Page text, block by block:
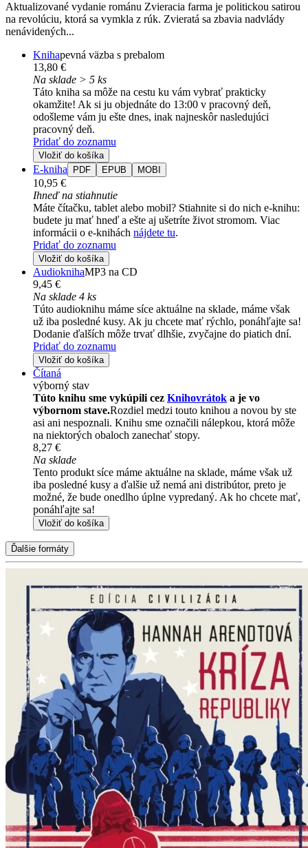
Aktualizované vydanie románu Zvieracia farma je politickou satirou
na revolúciu, ktorá sa vymkla z rúk. Zvieratá sa zbavia nadvlády
nenávidených...
Knihapevná väzba s prebalom
13,80 €
Na sklade > 5 ks
Táto kniha sa môže na cestu ku vám vybrať prakticky
okamžite! Ak si ju objednáte do 13:00 v pracovný deň,
odošleme vám ju ešte dnes, inak najneskôr nasledujúci
pracovný deň.
Pridať do zoznamu
Vložiť do košíka
E-kniha PDF EPUB MOBI
10,95 €
Ihneď na stiahnutie
Máte čítačku, tablet alebo mobil? Stiahnite si do nich e-knihu:
budete ju mať hneď a ešte aj ušetríte život stromom. Viac
informácii o e-knihách nájdete tu.
Pridať do zoznamu
Vložiť do košíka
AudioknihaMP3 na CD
9,45 €
Na sklade 4 ks
Túto audioknihu máme síce aktuálne na sklade, máme však
už iba posledné kusy. Ak ju chcete mať rýchlo, ponáhľajte sa!
Dodanie ďalších môže trvať dlhšie, zvyčajne do piatich dní.
Pridať do zoznamu
Vložiť do košíka
Čítaná
výborný stav
Túto knihu sme vykúpili cez Knihovrátok a je vo
výbornom stave.Rozdiel medzi touto knihou a novou by ste
asi ani nespoznali. Knihu sme označili nálepkou, ktorá môže
na niektorých obaloch zanechať stopy.
8,27 €
Na sklade
Tento produkt síce máme aktuálne na sklade, máme však už
iba posledné kusy a ďalšie už nemá ani distribútor, preto je
možné, že bude onedlho úplne vypredaný. Ak ho chcete mať,
ponáhľajte sa!
Vložiť do košíka
Ďalšie formáty